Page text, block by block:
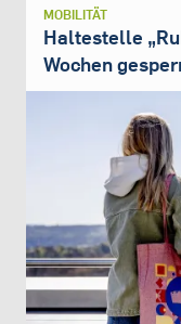
MOBILITÄT
Haltestelle
Wochen